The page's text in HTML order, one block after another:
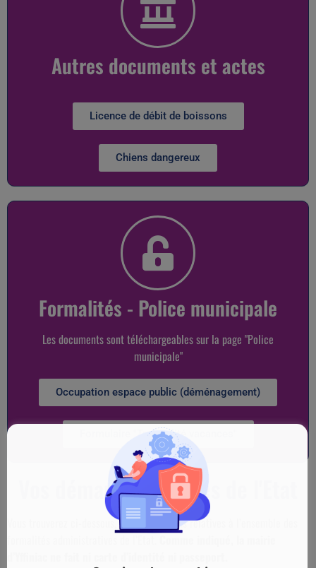
Autres documents et actes
Licence de débit de boissons
Chiens dangereux
Formalités - Police municipale
Les documents sont téléchargeables sur la page "Police
municipale"
Occupation espace public (déménagement)
Formulaire "Tranquilité vacances"
Vos démarches auprès de l'Etat
Vous trouverez ci-dessous, les informations relatives à l’ensemble des